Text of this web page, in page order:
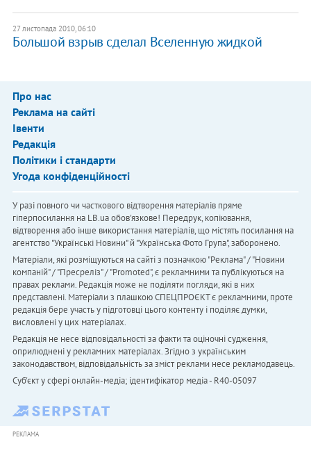
27 листопада 2010, 06:10
Большой взрыв сделал Вселенную жидкой
Про нас
Реклама на сайті
Івенти
Редакція
Політики і стандарти
Угода конфіденційності
У разі повного чи часткового відтворення матеріалів пряме
гіперпосилання на LB.ua обов'язкове! Передрук, копіювання,
відтворення або інше використання матеріалів, що містять посилання на
агентство "Українськi Новини" й "Українська Фото Група", заборонено.
Матеріали, які розміщуються на сайті з позначкою "Реклама" / "Новини
компаній" / "Пресреліз" / "Promoted", є рекламними та публікуються на
правах реклами. Редакція може не поділяти погляди, які в них
представлені. Матеріали з плашкою СПЕЦПРОЄКТ є рекламними, проте
редакція бере участь у підготовці цього контенту і поділяє думки,
висловлені у цих матеріалах.
Редакція не несе відповідальності за факти та оціночні судження,
оприлюднені у рекламних матеріалах. Згідно з українським
законодавством, відповідальність за зміст реклами несе рекламодавець.
Cуб'єкт у сфері онлайн-медіа; ідентифікатор медіа - R40-05097
РЕКЛАМА